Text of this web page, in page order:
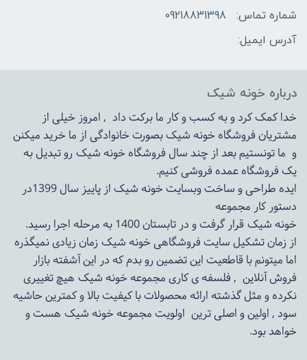
شماره تماس:
09218831398
آدرس ایمیل:
درباره خونه شیک
خدا کمک کرد و به کسب و کار ما برکت داد , امروز خیلی از
مشتریان فروشگاه خونه شیک بصورت خانوادگی از ما خرید میکنن
و ما تونستیم بعد از چند سال فروشگاهخونه شیکرو تبدیل به
یک فروشگاه عمده فروشی کنیم.
ایده طراحی و ساخت وبسایت خونه شیک از پاییز سال 1399در
دستور کار مجموعه
خونه شیک قرار گرفت و در تابستان 1400 به مرحله اجرا رسید.
از زمان تشکیل سایت فروشگاهیخونه شیکزمان زیادی نمیگذره
اما میتونم با قاطعیت این تضمین رو بدم که در این آشفته بازار
فروش آنلاین , فلسفه ی کاری مجموعهخونه شیک هیچ تغییری
نکرده و مثل گذشته ارائه محصولات با کیفیت بالا و کمترین حاشیه
سود , اولین و اصلی ترین اولویت مجموعهخونه شیک هست و
خواهد بود.